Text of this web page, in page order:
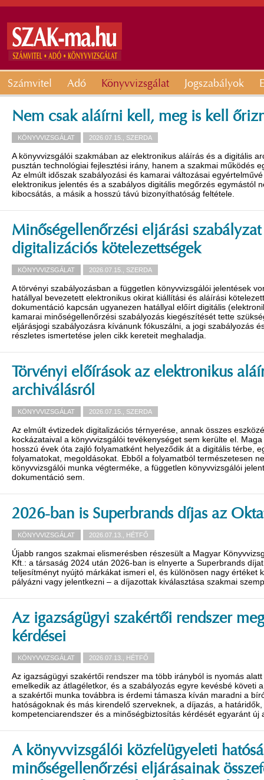
Számvitel Adó Könyvvizsgálat Jogszabályok
Nem csak aláírni kell, meg is kell
KÖNYVVIZSGÁLAT 2026.07.15., SZERDA
A könyvvizsgálói szakmában az elektronikus aláírás és a digitális
pusztán technológiai fejlesztési irány, hanem a szakmai működés
Az elmúlt időszak szabályozási és kamarai változásai
elektronikus jelentés és a szabályos digitális megőrzés egymástól
kibocsátás, a másik a hosszú távú bizonyíthatóság feltétele.
Minőségellenőrzési eljárási
digitalizációs kötelezettségek
KÖNYVVIZSGÁLAT 2026.07.15., SZERDA
A törvényi szabályozásban a független könyvvizsgálói jelentések
hatállyal bevezetett elektronikus okirat kiállítási és aláírási
dokumentáció kapcsán ugyanezen hatállyal előírt digitális
kamarai minőségellenőrzési szabályozás kiegészítését tette
eljárásjogi szabályozásra kívánunk fókuszálni, a jogi szabályozás
részletes ismertetése jelen cikk kereteit meghaladja.
Törvényi előírások az elektronikus
archiválásról
KÖNYVVIZSGÁLAT 2026.07.15., SZERDA
Az elmúlt évtizedek digitalizációs térnyerése, annak összes
kockázataival a könyvvizsgálói tevékenységet sem kerülte el.
hosszú évek óta zajló folyamatként helyeződik át a digitális térbe,
folyamatokat, megoldásokat. Ebből a folyamatból természetesen
könyvvizsgálói munka végterméke, a független könyvvizsgálói
dokumentáció sem.
2026-ban is Superbrands díjas az
KÖNYVVIZSGÁLAT 2026.07.13., HÉTFŐ
Újabb rangos szakmai elismerésben részesült a Magyar
Kft.: a társaság 2024 után 2026-ban is elnyerte a Superbrands
teljesítményt nyújtó márkákat ismeri el, és különösen nagy értéket
pályázni vagy jelentkezni – a díjazottak kiválasztása szakmai
Az igazságügyi szakértői rendszer
kérdései
KÖNYVVIZSGÁLAT 2026.07.13., HÉTFŐ
Az igazságügyi szakértői rendszer ma több irányból is nyomás
emelkedik az átlagéletkor, és a szabályozás egyre kevésbé követi
a szakértői munka továbbra is érdemi támasza kíván maradni a
hatóságoknak és más kirendelő szerveknek, a díjazás, a
kompetenciarendszer és a minőségbiztosítás kérdését egyaránt új
A könyvvizsgálói közfelügyeleti
minőségellenőrzési eljárásainak